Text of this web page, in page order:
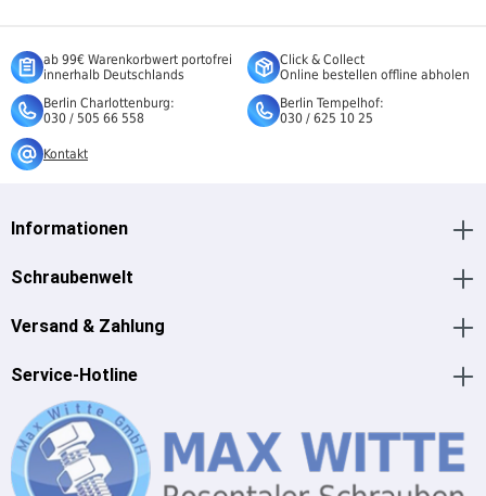
ab 99€ Warenkorbwert portofrei
innerhalb Deutschlands
Click & Collect
Online bestellen offline abholen
Berlin Charlottenburg:
030 / 505 66 558
Berlin Tempelhof:
030 / 625 10 25
Kontakt
Informationen
Schraubenwelt
Versand & Zahlung
Service-Hotline